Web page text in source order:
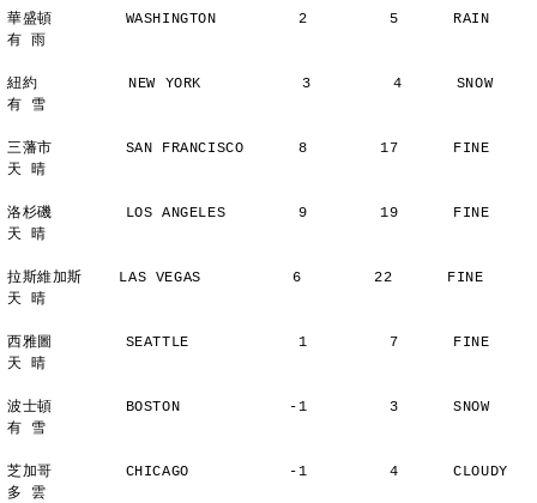
華盛頓        WASHINGTON         2         5      RAIN
有 雨
紐約          NEW YORK           3         4      SNOW
有 雪
三藩市        SAN FRANCISCO      8        17      FINE
天 晴
洛杉磯        LOS ANGELES        9        19      FINE
天 晴
拉斯維加斯    LAS VEGAS          6        22      FINE
天 晴
西雅圖        SEATTLE            1         7      FINE
天 晴
波士頓        BOSTON            -1         3      SNOW
有 雪
芝加哥        CHICAGO           -1         4      CLOUDY
多 雲